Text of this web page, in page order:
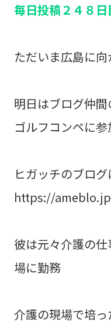
毎日投稿２４８日
ただいま広島に
明日はブログ仲
ゴルフコンペに
ヒガッチのブロ
https://
彼は元々介護の
場に勤務
介護の現場で培